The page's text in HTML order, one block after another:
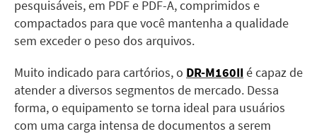
pesquisáveis, em PDF e PDF-A, comprimidos e
compactados para que você mantenha a qualidade
sem exceder o peso dos arquivos.
Muito indicado para cartórios, o DR-M160II é capaz de
atender a diversos segmentos de mercado. Dessa
forma, o equipamento se torna ideal para usuários
com uma carga intensa de documentos a serem